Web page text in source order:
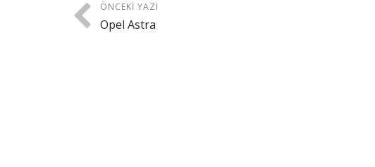
ÖNCEKI YAZI
Opel Astra